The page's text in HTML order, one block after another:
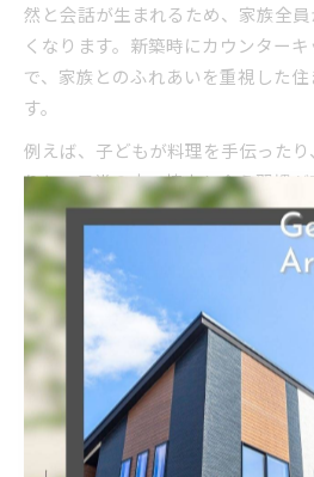
然と会話が生まれるため、家族全
くなります。新築時にカウンター
で、家族とのふれあいを重視した
す。
例えば、子どもが料理を手伝った
りと、日常の中で協力し合う習慣
栄村のように、のびのびとした暮ら
は、こうしたコミュニケーション
す。
家族時間が増える新築カウンタ
新築住宅でカウンターキッチンを
まる場所が生まれやすくなります。
つの時間だけでなく、家族の団ら